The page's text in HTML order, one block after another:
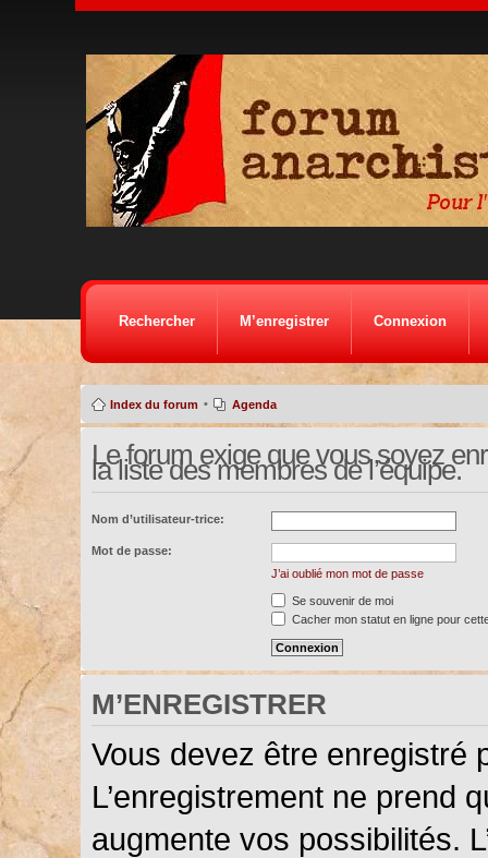
Rechercher M’enregistrer Connexion
Index du forum • Agenda
Le forum exige que vous soyez
la liste des membres de l’équipe.
Nom d’utilisateur-trice:
Mot de passe:
J’ai oublié mon mot de passe
Se souvenir de moi
Cacher mon statut en ligne pour
M’ENREGISTRER
Vous devez être enregistré
L’enregistrement ne prend
augmente vos possibilités.